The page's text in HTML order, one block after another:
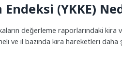
(YKKE)
değerleme raporlarındaki
ve il bazında kira hareketleri